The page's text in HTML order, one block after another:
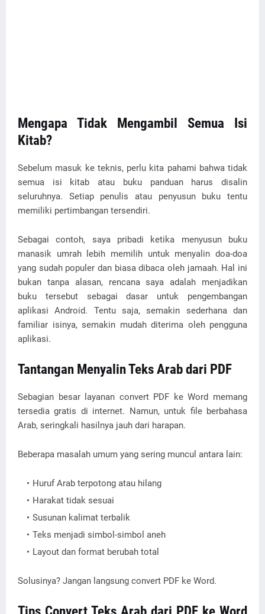
Mengapa Tidak Mengambil Semua Isi
Kitab?
Sebelum masuk ke teknis, perlu kita pahami bahwa tidak
semua isi kitab atau buku panduan harus disalin
seluruhnya. Setiap penulis atau penyusun buku tentu
memiliki pertimbangan tersendiri.
Sebagai contoh, saya pribadi ketika menyusun buku
manasik umrah lebih memilih untuk menyalin doa-doa
yang sudah populer dan biasa dibaca oleh jamaah. Hal ini
bukan tanpa alasan, rencana saya adalah menjadikan
buku tersebut sebagai dasar untuk pengembangan
aplikasi Android. Tentu saja, semakin sederhana dan
familiar isinya, semakin mudah diterima oleh pengguna
aplikasi.
Tantangan Menyalin Teks Arab dari PDF
Sebagian besar layanan convert PDF ke Word memang
tersedia gratis di internet. Namun, untuk file berbahasa
Arab, seringkali hasilnya jauh dari harapan.
Beberapa masalah umum yang sering muncul antara lain:
Huruf Arab terpotong atau hilang
Harakat tidak sesuai
Susunan kalimat terbalik
Teks menjadi simbol-simbol aneh
Layout dan format berubah total
Solusinya? Jangan langsung convert PDF ke Word.